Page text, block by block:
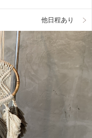
他日程あり